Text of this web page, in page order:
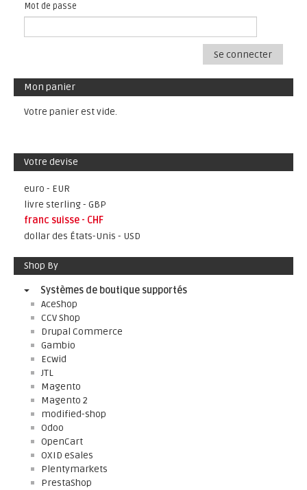
Mot de passe
Se connecter
Mon panier
Votre panier est vide.
Votre devise
euro - EUR
livre sterling - GBP
franc suisse - CHF
dollar des États-Unis - USD
Shop By
Systèmes de boutique supportés
AceShop
CCV Shop
Drupal Commerce
Gambio
Ecwid
JTL
Magento
Magento 2
modified-shop
Odoo
OpenCart
OXID eSales
Plentymarkets
PrestaShop